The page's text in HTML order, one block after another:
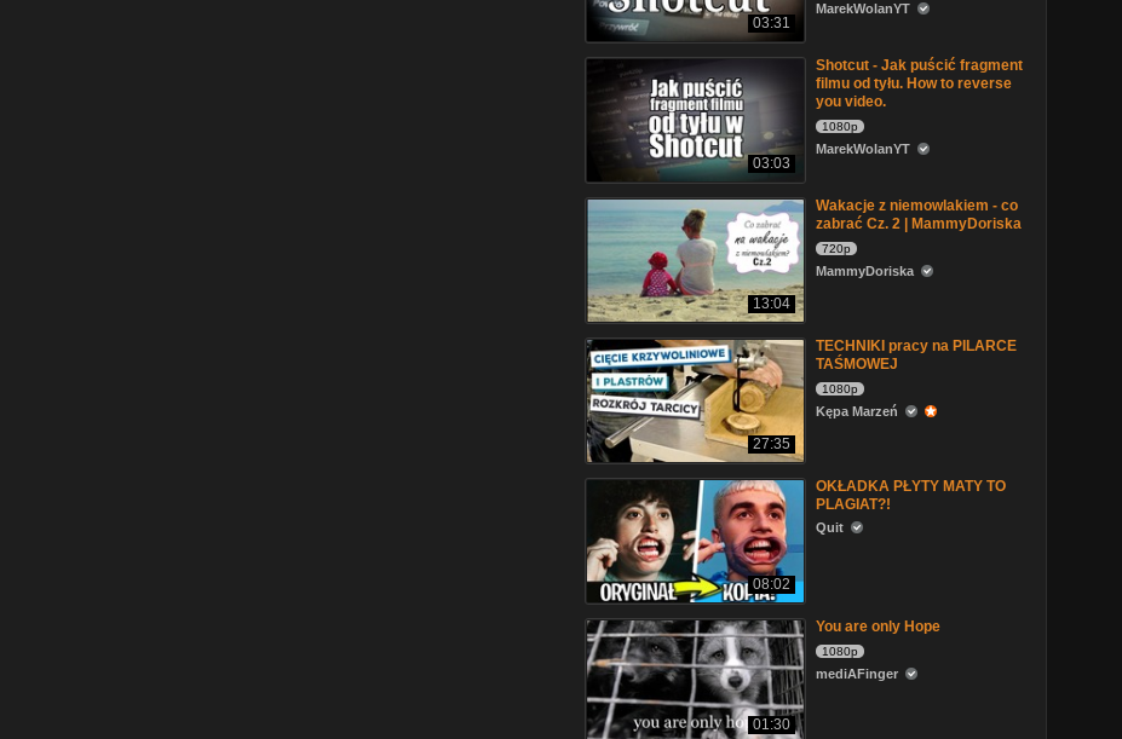
03:31
MarekWolanYT
03:03
Shotcut - Jak puścić fragment
filmu od tyłu. How to reverse
you video.
1080p
MarekWolanYT
13:04
Wakacje z niemowlakiem - co
zabrać Cz. 2 | MammyDoriska
720p
MammyDoriska
27:35
TECHNIKI pracy na PILARCE
TAŚMOWEJ
1080p
Kępa Marzeń
08:02
OKŁADKA PŁYTY MATY TO
PLAGIAT?!
Quit
01:30
You are only Hope
1080p
mediAFinger